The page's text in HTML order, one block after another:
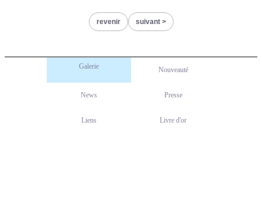
revenir suivant
Galerie Nouveauté
News Presse
Liens Livre d'or